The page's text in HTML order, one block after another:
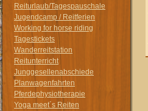
Reiturlaub/Tagespauschale
Jugendcamp / Reitferien
Working for horse riding
Tagestickets
Wanderreitstation
Reitunterricht
Junggesellenabschiede
Planwagenfahrten
Pferdephysiotherapie
Yoga meet´s Reiten